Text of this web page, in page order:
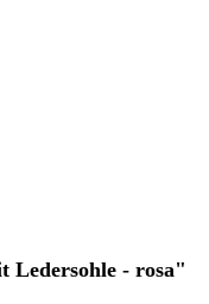
Ledersohle - rosa"